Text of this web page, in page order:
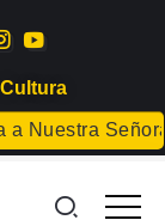
Nuestra Señora